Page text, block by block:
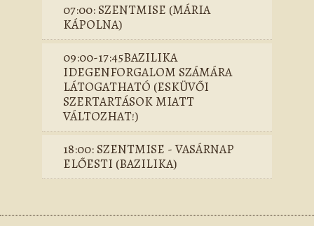
07:00: SZENTMISE (MÁRIA
KÁPOLNA)
09:00-17:45BAZILIKA
IDEGENFORGALOM SZÁMÁRA
LÁTOGATHATÓ (ESKÜVŐI
SZERTARTÁSOK MIATT
VÁLTOZHAT!)
18:00: SZENTMISE - VASÁRNAP
ELŐESTI (BAZILIKA)